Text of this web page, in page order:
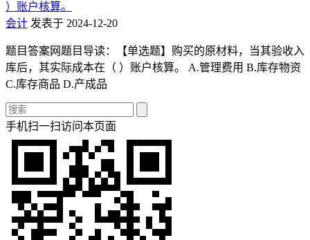
）账户核算。
会计 发表于 2024-12-20
题目答案网题目导读：【单选题】购买的原材料，当其验收入
库后，其实际成本在（ ）账户核算。 A.管理费用 B.库存物资
C.库存商品 D.产成品
手机扫一扫访问本页面